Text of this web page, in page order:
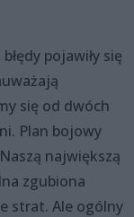
pojawiły się
się od dwóch
Plan bojowy
największą
zgubiona
strat. Ale ogólny